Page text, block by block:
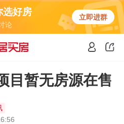
选好房
论
立即进群
目暂无房源在售